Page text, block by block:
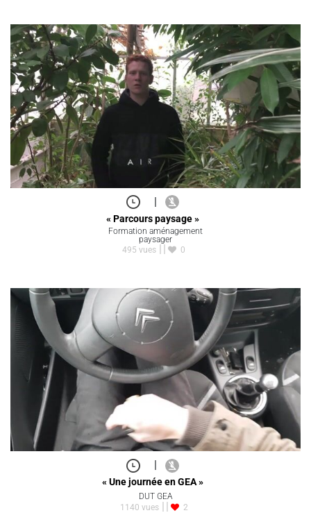
|
« Parcours paysage »
Formation aménagement
paysager
495 vues
0
|
« Une journée en GEA »
DUT GEA
1140 vues
2